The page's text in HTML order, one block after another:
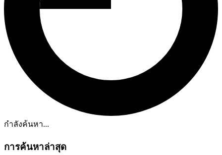
กำลังค้นหา...
การค้นหาล่าสุด